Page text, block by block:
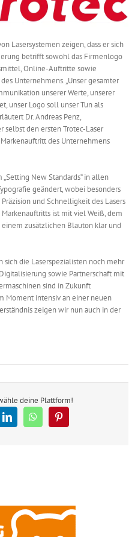
Lasersystemen zeigen, dass er sich
betrifft sowohl das Firmenlogo
Online-Auftritte sowie
Unternehmens. „Unser gesamter
unserer Werte, unserer
unser Logo soll unser Tun als
Dr. Andreas Penz,
selbst den ersten Trotec-Laser
des Unternehmens
New Standards“ in allen
geändert, wobei besonders
und Schnelligkeit des Lasers
ist mit viel Weiß, dem
zusätzlichen Blauton klar und
die Laserspezialisten noch mehr
sowie Partnerschaft mit
sind in Zukunft
Moment intensiv an einer neuen
zeigen wir nun auch in der
deine Plattform!
LinkedInWhatsAppPinterest